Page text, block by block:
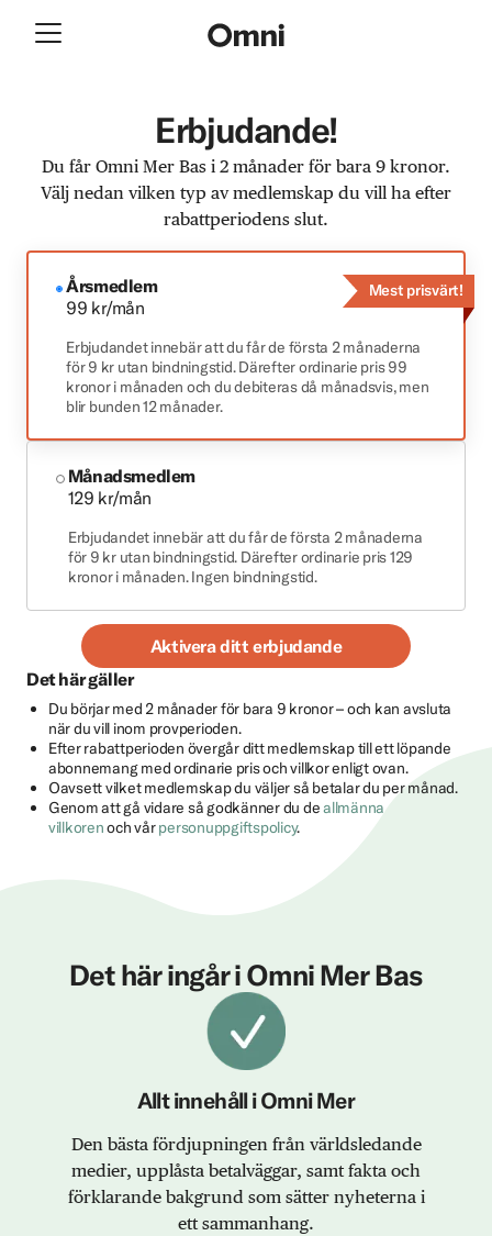
Erbjudande!
Du får Omni Mer Bas i 2 månader för bara 9 kronor.
Välj nedan vilken typ av medlemskap du vill ha efter
rabattperiodens slut.
Årsmedlem
99 kr/mån
Erbjudandet innebär att du får de första 2 månaderna
för 9 kr utan bindningstid. Därefter ordinarie pris 99
kronor i månaden och du debiteras då månadsvis, men
blir bunden 12 månader.
Mest prisvärt!
Månadsmedlem
129 kr/mån
Erbjudandet innebär att du får de första 2 månaderna
för 9 kr utan bindningstid. Därefter ordinarie pris 129
kronor i månaden. Ingen bindningstid.
Aktivera ditt erbjudande
Det här gäller
Du börjar med 2 månader för bara 9 kronor – och kan avsluta
när du vill inom provperioden.
Efter rabattperioden övergår ditt medlemskap till ett löpande
abonnemang med ordinarie pris och villkor enligt ovan.
Oavsett vilket medlemskap du väljer så betalar du per månad.
Genom att gå vidare så godkänner du deallmänna
villkorenoch vårpersonuppgiftspolicy.
Det här ingår i Omni Mer Bas
Allt innehåll i Omni Mer
Den bästa fördjupningen från världsledande
medier, upplåsta betalväggar, samt fakta och
förklarande bakgrund som sätter nyheterna i
ett sammanhang.